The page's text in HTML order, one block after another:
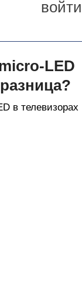
войти
LED
в телевизорах